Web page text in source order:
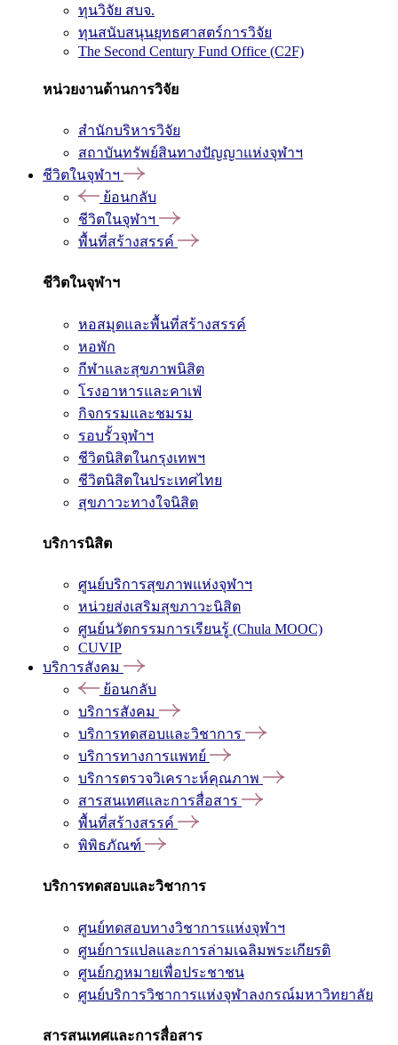
ทุนวิจัย สบจ.
ทุนสนับสนุนยุทธศาสตร์การวิจัย
The Second Century Fund Office (C2F)
หน่วยงานด้านการวิจัย
สำนักบริหารวิจัย
สถาบันทรัพย์สินทางปัญญาแห่งจุฬาฯ
ชีวิตในจุฬาฯ
ย้อนกลับ
ชีวิตในจุฬาฯ
พื้นที่สร้างสรรค์
ชีวิตในจุฬาฯ
หอสมุดและพื้นที่สร้างสรรค์
หอพัก
กีฬาและสุขภาพนิสิต
โรงอาหารและคาเฟ่
กิจกรรมและชมรม
รอบรั้วจุฬาฯ
ชีวิตนิสิตในกรุงเทพฯ
ชีวิตนิสิตในประเทศไทย
สุขภาวะทางใจนิสิต
บริการนิสิต
ศูนย์บริการสุขภาพแห่งจุฬาฯ
หน่วยส่งเสริมสุขภาวะนิสิต
ศูนย์นวัตกรรมการเรียนรู้ (Chula MOOC)
CUVIP
บริการสังคม
ย้อนกลับ
บริการสังคม
บริการทดสอบและวิชาการ
บริการทางการแพทย์
บริการตรวจวิเคราะห์คุณภาพ
สารสนเทศและการสื่อสาร
พื้นที่สร้างสรรค์
พิพิธภัณฑ์
บริการทดสอบและวิชาการ
ศูนย์ทดสอบทางวิชาการแห่งจุฬาฯ
ศูนย์การแปลและการล่ามเฉลิมพระเกียรติ
ศูนย์กฎหมายเพื่อประชาชน
ศูนย์บริการวิชาการแห่งจุฬาลงกรณ์มหาวิทยาลัย
สารสนเทศและการสื่อสาร